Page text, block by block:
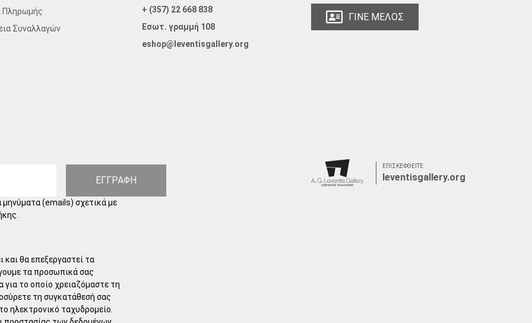
Πληρωμής
Συναλλαγών
+ (357) 22 668 838
Εσωτ. γραμμή 108
eshop@leventisgallery.org
ΓΙΝΕ ΜΕΛΟΣ
ΕΓΓΡΑΦΗ
μηνύματα (emails) σχετικά με
θα επεξεργαστεί τα
τα προσωπικά σας
για το οποίο χρειαζόμαστε τη
τη συγκατάθεσή σας
ηλεκτρονικό ταχυδρομείο.
ΕΠΙΣΚΕΦΘΕΙΤΕ
leventisgallery.org